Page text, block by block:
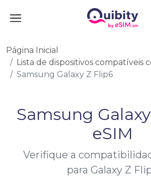
Página Inicial
Lista de dispositivos compatíveis
Samsung Galaxy Z Flip6
Samsung
eSIM
Verifique a
para Galaxy Z